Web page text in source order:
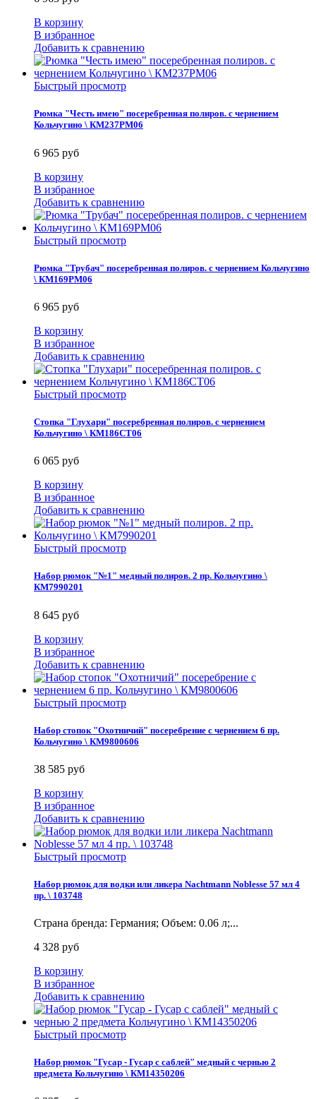
В корзину
В избранное
Добавить к сравнению
Быстрый просмотр
Рюмка "Честь имею" посеребренная полиров. с чернением
Кольчугино \ КМ237РМ06
6 965 руб
В корзину
В избранное
Добавить к сравнению
Быстрый просмотр
Рюмка "Трубач" посеребренная полиров. с чернением Кольчугино
\ КМ169РМ06
6 965 руб
В корзину
В избранное
Добавить к сравнению
Быстрый просмотр
Стопка "Глухари" посеребренная полиров. с чернением
Кольчугино \ КМ186СТ06
6 065 руб
В корзину
В избранное
Добавить к сравнению
Быстрый просмотр
Набор рюмок "№1" медный полиров. 2 пр. Кольчугино \
КМ7990201
8 645 руб
В корзину
В избранное
Добавить к сравнению
Быстрый просмотр
Набор стопок "Охотничий" посеребрение с чернением 6 пр.
Кольчугино \ КМ9800606
38 585 руб
В корзину
В избранное
Добавить к сравнению
Быстрый просмотр
Набор рюмок для водки или ликера Nachtmann Noblesse 57 мл 4
пр. \ 103748
Страна бренда: Германия; Объем: 0.06 л;...
4 328 руб
В корзину
В избранное
Добавить к сравнению
Быстрый просмотр
Набор рюмок "Гусар - Гусар с саблей" медный с чернью 2
предмета Кольчугино \ КМ14350206